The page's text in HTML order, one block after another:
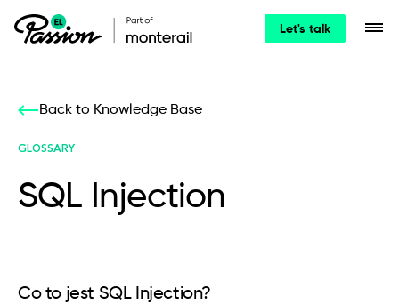
Let's talk
Back to Knowledge Base
GLOSSARY
SQL Injection
Co to jest SQL Injection?